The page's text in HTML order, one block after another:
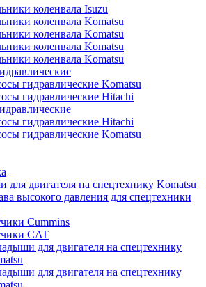
коленвала Isuzu
коленвала Komatsu
коленвала Komatsu
коленвала Komatsu
коленвала Komatsu
гидравлические Komatsu
гидравлические Hitachi
гидравлические Hitachi
гидравлические Komatsu
для двигателя на спецтехнику Komatsu
высокого давления для спецтехники
Cummins
CAT
для двигателя на спецтехнику
для двигателя на спецтехнику